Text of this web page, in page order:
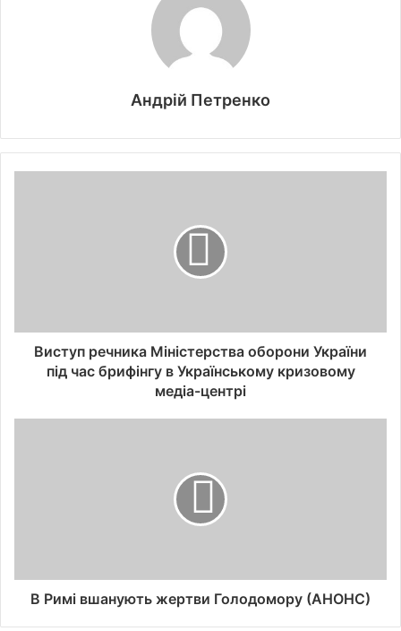
Андрій Петренко
Виступ речника Міністерства оборони України
під час брифінгу в Українському кризовому
медіа-центрі
В Римі вшанують жертви Голодомору (АНОНС)